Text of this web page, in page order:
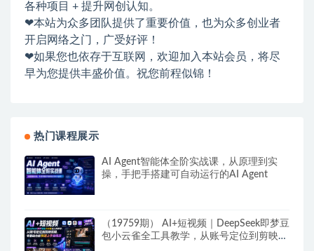
各种项目 + 提升网创认知。
❤本站为众多团队提供了重要价值，也为众多创业者
开启网络之门，广受好评！
❤如果您也依存于互联网，欢迎加入本站会员，将尽
早为您提供丰盛价值。祝您前程似锦！
热门课程展示
AI Agent智能体全阶实战课，从原理到实
操，手把手搭建可自动运行的AI Agent
（19759期） AI+短视频｜DeepSeek即梦豆
包小云雀全工具教学，从账号定位到剪映剪